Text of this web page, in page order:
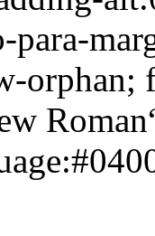
para-
orphan;